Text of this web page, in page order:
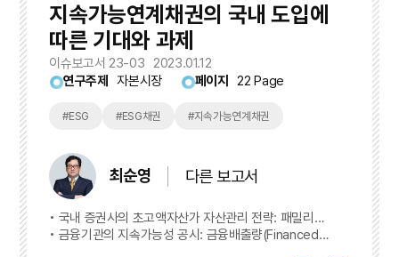
지속가능연계채권의 국내 도입에
따른 기대와 과제
이슈보고서 23-03 2023.01.12
연구주제
자본시장 페이지 22 Page
#ESG #ESG채권 #지속가능연계채권
최순영 다른 보고서
국내 증권사의 초고액자산가 자산관리 전략: 패밀리
오피스 서비스(Family Office Service)
금융기관의 지속가능성 공시: 금융배출량(Financed